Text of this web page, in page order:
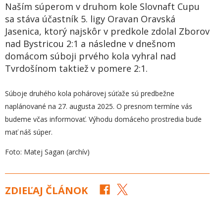
Naším súperom v druhom kole Slovnaft Cupu
sa stáva účastník 5. ligy Oravan Oravská
Jasenica, ktorý najskôr v predkole zdolal Zborov
nad Bystricou 2:1 a následne v dnešnom
domácom súboji prvého kola vyhral nad
Tvrdošínom taktiež v pomere 2:1.
Súboje druhého kola pohárovej súťaže sú predbežne
naplánované na 27. augusta 2025. O presnom termíne vás
budeme včas informovať. Výhodu domáceho prostredia bude
mať náš súper.
Foto: Matej Sagan (archív)
ZDIEĽAJ ČLÁNOK